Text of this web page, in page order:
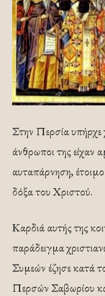
Στην Περσία υπήρχε
άνθρωποι της είχαν
αυταπάρνηση,
δόξα του Χριστού.
Καρδιά αυτής της
παράδειγμα
Συμεών έζησε κατά
Περσών Σαβωρίου